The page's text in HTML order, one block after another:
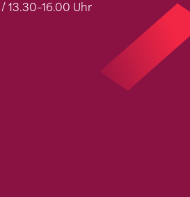
13.30–16.00 Uhr